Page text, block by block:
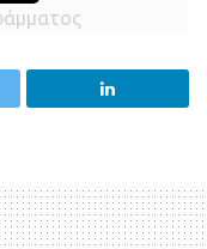
προκλήσεις
που
στήριξης προς